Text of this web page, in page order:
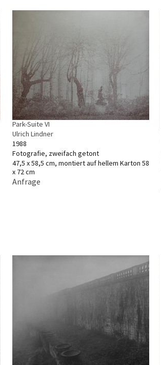
Park-Suite VI
Ulrich Lindner
1988
Fotografie, zweifach getont
47,5 x 58,5 cm, montiert auf hellem Karton 58
x 72 cm
Anfrage